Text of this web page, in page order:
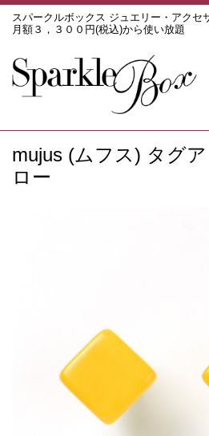
スパークルボックス ジュエリー・アク
月額３，３００円(税込)から使い放題
mujus (ムフス) タグ
ロー